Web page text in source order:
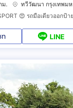
ม.
ทวีวัฒนา กรุงเทพม
LINE